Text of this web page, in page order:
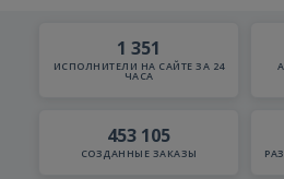
1 351
ИСПОЛНИТЕЛИ НА САЙТЕ ЗА 24
ЧАСА
453 105
СОЗДАННЫЕ ЗАКАЗЫ